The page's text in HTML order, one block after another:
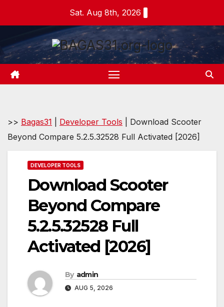
content
Sat. Aug 8th, 2026
>> Bagas31 Developer Tools
Download Scooter
Beyond Compare 5.2.5.32528 Full Activated [2026]
DEVELOPER TOOLS
Download Scooter
Beyond Compare
5.2.5.32528 Full
Activated [2026]
By admin
AUG 5, 2026